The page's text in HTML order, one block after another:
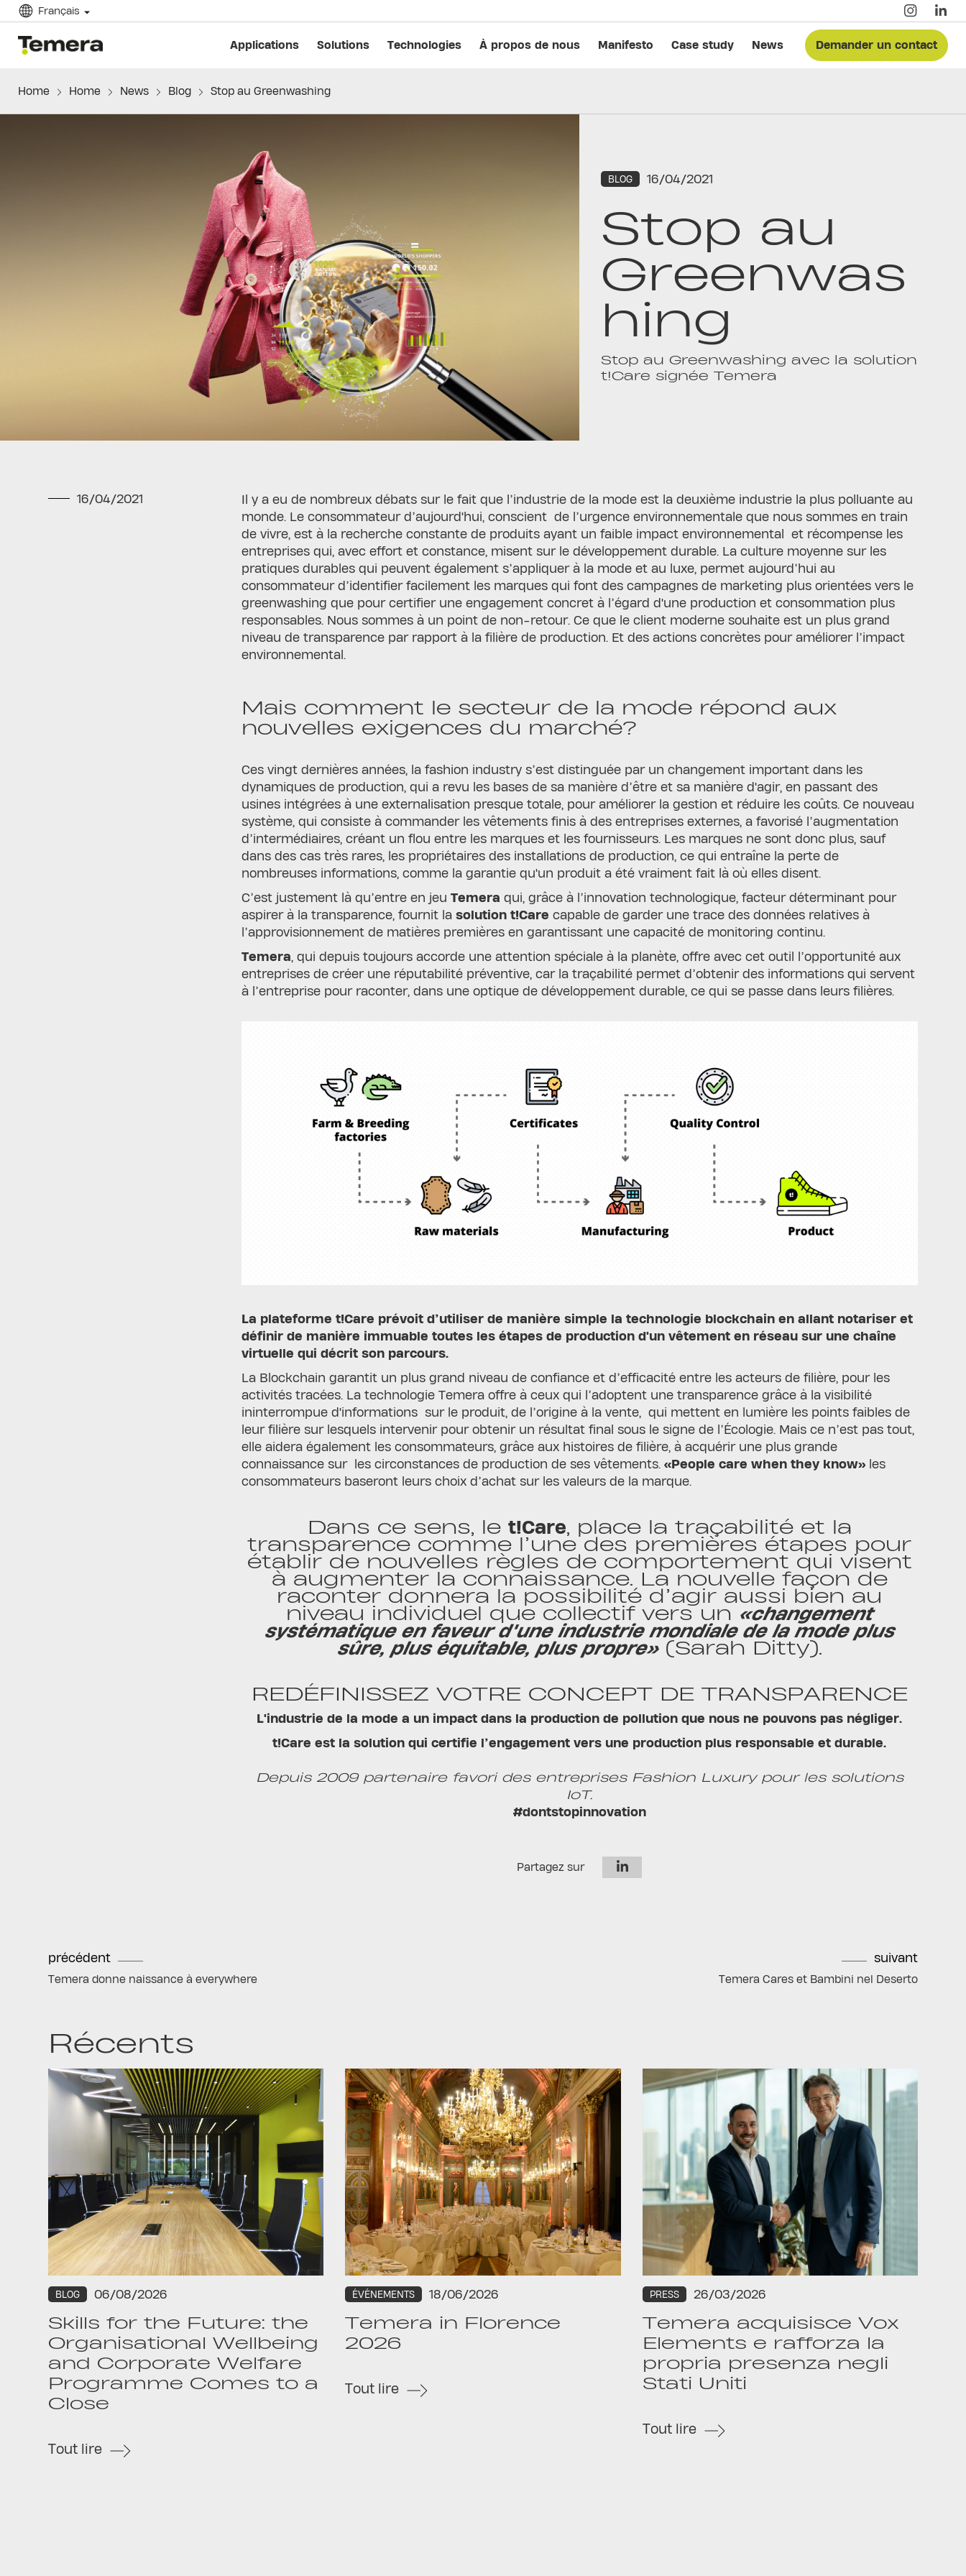
Français
temera Applications Solutions Technologies À propos de nous Manifesto Case study News Demander un contact
Home Home News Blog Stop au Greenwashing
BLOG 16/04/2021
Stop au
Greenwas
hing
Stop au Greenwashing avec la solution
t!Care signée Temera
16/04/2021
Il y a eu de nombreux débats sur le fait que l’industrie de la mode est la deuxième industrie la plus polluante au
monde. Le consommateur d’aujourd'hui, conscient de l’urgence environnementale que nous sommes en train
de vivre, est à la recherche constante de produits ayant un faible impact environnemental et récompense les
entreprises qui, avec effort et constance, misent sur le développement durable. La culture moyenne sur les
pratiques durables qui peuvent également s’appliquer à la mode et au luxe, permet aujourd’hui au
consommateur d’identifier facilement les marques qui font des campagnes de marketing plus orientées vers le
greenwashing que pour certifier une engagement concret à l’égard d'une production et consommation plus
responsables. Nous sommes à un point de non-retour. Ce que le client moderne souhaite est un plus grand
niveau de transparence par rapport à la filière de production. Et des actions concrètes pour améliorer l’impact
environnemental.
Mais comment le secteur de la mode répond aux
nouvelles exigences du marché?
Ces vingt dernières années, la fashion industry s’est distinguée par un changement important dans les
dynamiques de production, qui a revu les bases de sa manière d’être et sa manière d'agir, en passant des
usines intégrées à une externalisation presque totale, pour améliorer la gestion et réduire les coûts. Ce nouveau
système, qui consiste à commander les vêtements finis à des entreprises externes, a favorisé l’augmentation
d’intermédiaires, créant un flou entre les marques et les fournisseurs. Les marques ne sont donc plus, sauf
dans des cas très rares, les propriétaires des installations de production, ce qui entraîne la perte de
nombreuses informations, comme la garantie qu'un produit a été vraiment fait là où elles disent.
C’est justement là qu’entre en jeu Temera qui, grâce à l’innovation technologique, facteur déterminant pour
aspirer à la transparence, fournit la solution t!Care capable de garder une trace des données relatives à
l’approvisionnement de matières premières en garantissant une capacité de monitoring continu.
Temera, qui depuis toujours accorde une attention spéciale à la planète, offre avec cet outil l’opportunité aux
entreprises de créer une réputabilité préventive, car la traçabilité permet d’obtenir des informations qui servent
à l’entreprise pour raconter, dans une optique de développement durable, ce qui se passe dans leurs filières.
La plateforme t!Care prévoit d’utiliser de manière simple la technologie blockchain en allant notariser et
définir de manière immuable toutes les étapes de production d'un vêtement en réseau sur une chaîne
virtuelle qui décrit son parcours.
La Blockchain garantit un plus grand niveau de confiance et d’efficacité entre les acteurs de filière, pour les
activités tracées. La technologie Temera offre à ceux qui l’adoptent une transparence grâce à la visibilité
ininterrompue d'informations sur le produit, de l’origine à la vente, qui mettent en lumière les points faibles de
leur filière sur lesquels intervenir pour obtenir un résultat final sous le signe de l’Écologie. Mais ce n’est pas tout,
elle aidera également les consommateurs, grâce aux histoires de filière, à acquérir une plus grande
connaissance sur les circonstances de production de ses vêtements. «People care when they know»les
consommateurs baseront leurs choix d’achat sur les valeurs de la marque.
Dans ce sens, le t!Care, place la traçabilité et la
transparence comme l’une des premières étapes pour
établir de nouvelles règles de comportement qui visent
à augmenter la connaissance. La nouvelle façon de
raconter donnera la possibilité d’agir aussi bien au
niveau individuel que collectif vers un «changement
systématique en faveur d'une industrie mondiale de la mode plus
sûre, plus équitable, plus propre»(Sarah Ditty).
REDÉFINISSEZ VOTRE CONCEPT DE TRANSPARENCE
L'industrie de la mode a un impact dans la production de pollution que nous ne pouvons pas négliger.
t!Care est la solution qui certifie l’engagement vers une production plus responsable et durable.
Depuis 2009 partenaire favori des entreprises Fashion Luxury pour les solutions
IoT.
#dontstopinnovation
Partagez sur
précédent
Temera donne naissance à everywhere
suivant
Temera Cares et Bambini nel Deserto
Récents
BLOG 06/08/2026
Skills for the Future: the
Organisational Wellbeing
and Corporate Welfare
Programme Comes to a
Close
Tout lire
ÉVÉNEMENTS 18/06/2026
Temera in Florence
2026
Tout lire
PRESS 26/03/2026
Temera acquisisce Vox
Elements e rafforza la
propria presenza negli
Stati Uniti
Tout lire